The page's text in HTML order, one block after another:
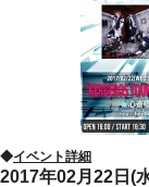
◆イベント詳細
2017年02月22日(